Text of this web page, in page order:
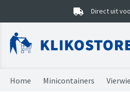
Direct uit
Home Minicontainers